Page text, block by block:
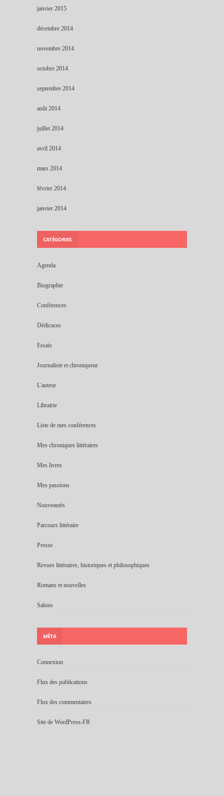
janvier 2015
décembre 2014
novembre 2014
octobre 2014
septembre 2014
août 2014
juillet 2014
avril 2014
mars 2014
février 2014
janvier 2014
CATÉGORIES
Agenda
Biographie
Conférences
Dédicaces
Essais
Journaliste et chroniqueur
L'auteur
Librairie
Liste de mes conférences
Mes chroniques littéraires
Mes livres
Mes passions
Nouveautés
Parcours littéraire
Presse
Revues littéraires, historiques et philosophiques
Romans et nouvelles
Salons
MÉTA
Connexion
Flux des publications
Flux des commentaires
Site de WordPress-FR